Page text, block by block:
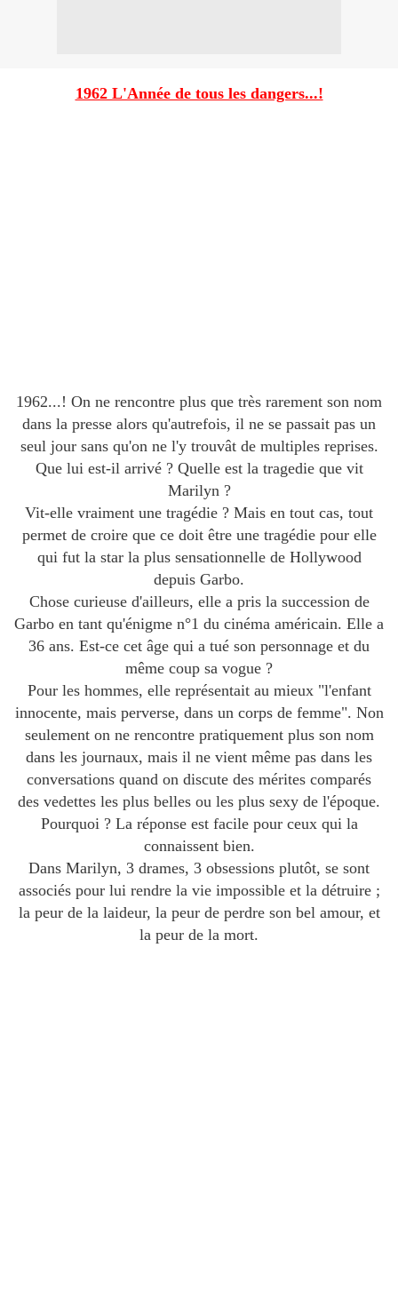
1962 L'Année de tous les dangers...!
1962...! On ne rencontre plus que très rarement son nom
dans la presse alors qu'autrefois, il ne se passait pas un
seul jour sans qu'on ne l'y trouvât de multiples reprises.
Que lui est-il arrivé ? Quelle est la tragedie que vit
Marilyn ?
Vit-elle vraiment une tragédie ? Mais en tout cas, tout
permet de croire que ce doit être une tragédie pour elle
qui fut la star la plus sensationnelle de Hollywood
depuis Garbo.
Chose curieuse d'ailleurs, elle a pris la succession de
Garbo en tant qu'énigme n°1 du cinéma américain. Elle a
36 ans. Est-ce cet âge qui a tué son personnage et du
même coup sa vogue ?
Pour les hommes, elle représentait au mieux "l'enfant
innocente, mais perverse, dans un corps de femme". Non
seulement on ne rencontre pratiquement plus son nom
dans les journaux, mais il ne vient même pas dans les
conversations quand on discute des mérites comparés
des vedettes les plus belles ou les plus sexy de l'époque.
Pourquoi ? La réponse est facile pour ceux qui la
connaissent bien.
Dans Marilyn, 3 drames, 3 obsessions plutôt, se sont
associés pour lui rendre la vie impossible et la détruire ;
la peur de la laideur, la peur de perdre son bel amour, et
la peur de la mort.